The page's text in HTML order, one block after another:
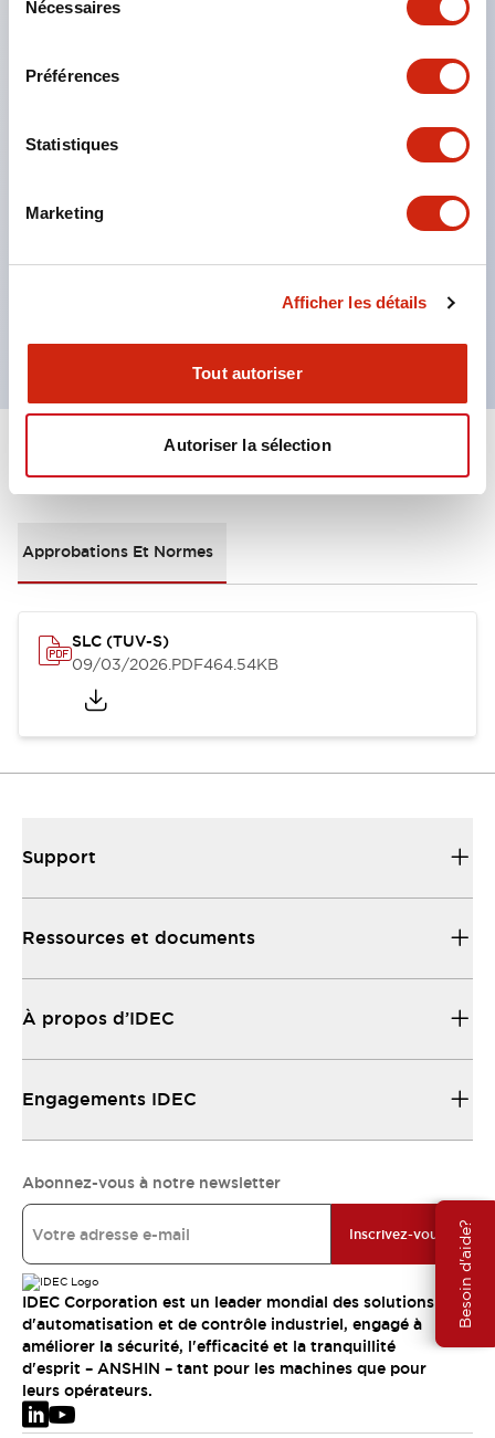
Nécessaires
Préférences
Statistiques
Marketing
Afficher les détails
Tout autoriser
Autoriser la sélection
Besoin d'aide?
Film nominatif compatible pour un marquage
facile et une adaptation rapide aux changements
de spécifications d'affichage. (Uniquement type F)
Éclairage ponctuel complet pour une vérification
facile de l'allumage même en pleine lumière.
Produit certifié UL, c-UL et TUV. Conforme aux
normes EN. ※ Pour les modalités de désignation
des produits certifiés, veuillez nous contacter
Documents et fichiers
Approbations Et Normes
SLC (TUV-S)
09/03/2026.PDF464.54KB
Support
Ressources et documents
À propos d’IDEC
Engagements IDEC
Abonnez-vous à notre newsletter
Inscrivez-vous
IDEC Corporation est un leader mondial des solutions
d'automatisation et de contrôle industriel, engagé à
améliorer la sécurité, l'efficacité et la tranquillité
d'esprit – ANSHIN – tant pour les machines que pour
leurs opérateurs.